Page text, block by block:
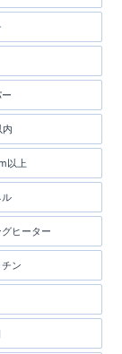
内
以上
ヒーター
ン